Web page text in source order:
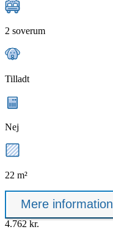
2 soverum
Tilladt
Nej
22 m²
Mere information
4.762 kr.